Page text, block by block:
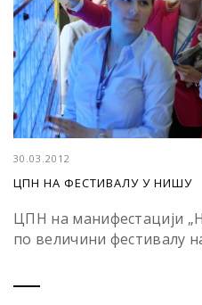
30.03.2012
ЦПН НА ФЕСТИВАЛУ У НИШУ
ЦПН на манифестацији
по величини фестивалу